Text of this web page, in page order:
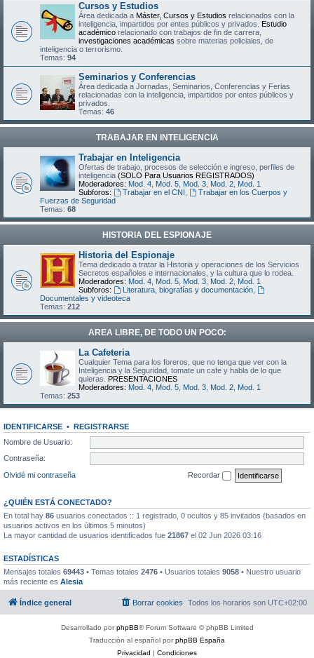
Cursos y Estudios
Área dedicada a Máster, Cursos y Estudios relacionados con la
inteligencia, impartidos por entes públicos y privados. Estudio
académico relacionado con trabajos de fin de carrera,
investigaciones académicas sobre materias policiales, de
inteligencia o terrorismo.
Temas: 94
Seminarios y Conferencias
Área dedicada a Jornadas, Seminarios, Conferencias y Ferias
relacionadas con la inteligencia, impartidos por entes públicos y
privados.
Temas: 46
TRABAJAR EN INTELIGENCIA
Trabajar en Inteligencia
Ofertas de trabajo, procesos de selección e ingreso, perfiles de
inteligencia (SOLO Para Usuarios REGISTRADOS)
Moderadores: Mod. 4 Mod. 5 Mod. 3 Mod. 2 Mod. 1
Subforos:
Trabajar en el CNI
Trabajar en los Cuerpos y
Fuerzas de Seguridad
Temas: 68
HISTORIA DEL ESPIONAJE
Historia del Espionaje
Tema dedicado a tratar la Historia y operaciones de los Servicios
Secretos españoles e internacionales, y la cultura que lo rodea.
Moderadores: Mod. 4 Mod. 5 Mod. 3 Mod. 2 Mod. 1
Subforos:
Literatura, biografías y documentación,
Documentales y videoteca
Temas: 212
AREA LIBRE, DE TODO UN POCO:
La Cafeteria
Cualquier Tema para los foreros, que no tenga que ver con la
Inteligencia y la Seguridad, tomate un cafe y habla de lo que
quieras. PRESENTACIONES
Moderadores: Mod. 4 Mod. 5 Mod. 3 Mod. 2 Mod. 1
Temas: 253
IDENTIFICARSE • REGISTRARSE
Nombre de Usuario:
Contraseña:
Olvidé mi contraseña
Recordar
¿QUIÉN ESTÁ CONECTADO?
En total hay 86 usuarios conectados :: 1 registrado, 0 ocultos y 85 invitados (basados en
usuarios activos en los últimos 5 minutos)
La mayor cantidad de usuarios identificados fue 21867 el 02 Jun 2026 03:16
ESTADÍSTICAS
Mensajes totales 69443 • Temas totales 2476 • Usuarios totales 9058 • Nuestro usuario
más reciente es Alesia
Índice general Todos los horarios son UTC+02:00
Borrar cookies
Desarrollado porphpBB® Forum Software © phpBB Limited
Traducción al español porphpBB España
Privacidad | Condiciones